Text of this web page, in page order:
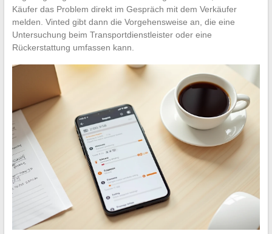
Käufer das Problem direkt im Gespräch mit dem Verkäufer
melden. Vinted gibt dann die Vorgehensweise an, die eine
Untersuchung beim Transportdienstleister oder eine
Rückerstattung umfassen kann.